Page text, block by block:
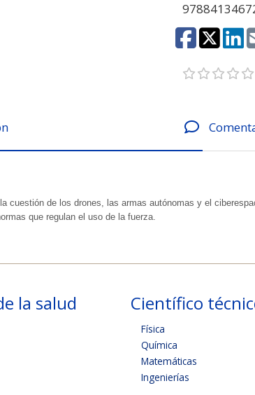
cuestión de los drones, las armas autónomas y el
que regulan el uso de la fuerza.
la salud Científico
Física
Química
Matemáticas
Ingenierías